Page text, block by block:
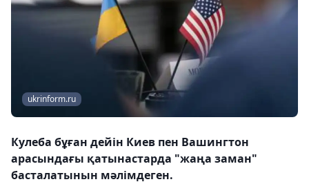
ukrinform.ru
Кулеба бұған дейін Киев пен Вашингтон
арасындағы қатынастарда "жаңа заман"
басталатынын мәлімдеген.